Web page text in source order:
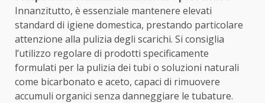
Innanzitutto, è essenziale mantenere elevati
standard di igiene domestica, prestando particolare
attenzione alla pulizia degli scarichi. Si consiglia
l’utilizzo regolare di prodotti specificamente
formulati per la pulizia dei tubi o soluzioni naturali
come bicarbonato e aceto, capaci di rimuovere
accumuli organici senza danneggiare le tubature.